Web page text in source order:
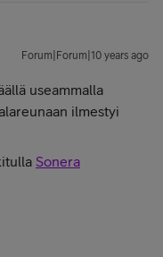
Forum|Forum|10 years ago
useammalla
ilmestyi
Sonera